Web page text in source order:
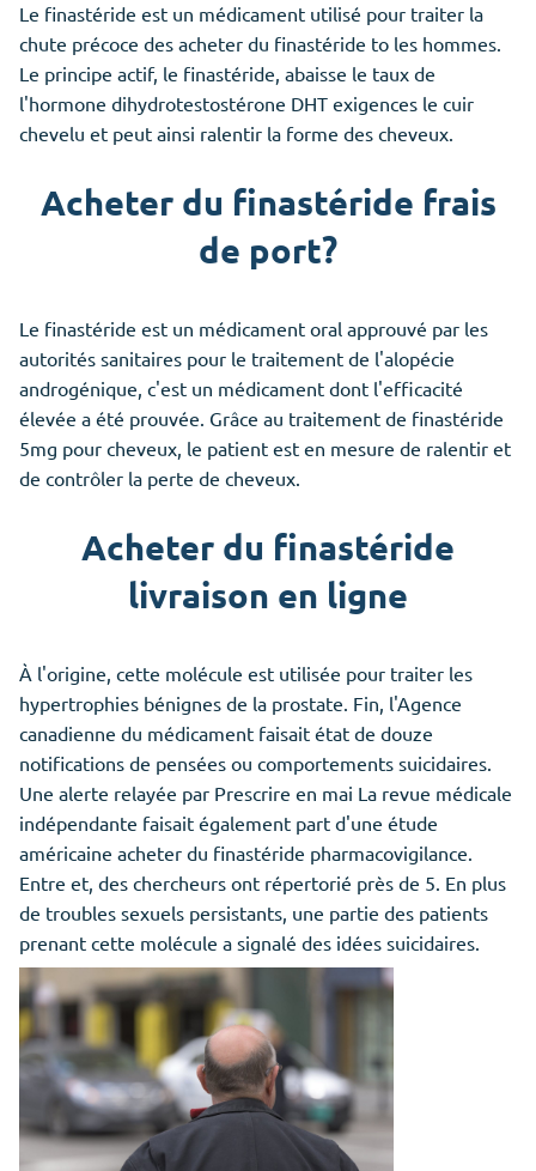
Le finastéride est un médicament utilisé pour traiter la
chute précoce des acheter du finastéride to les hommes.
Le principe actif, le finastéride, abaisse le taux de
l'hormone dihydrotestostérone DHT exigences le cuir
chevelu et peut ainsi ralentir la forme des cheveux.
Acheter du finastéride frais
de port?
Le finastéride est un médicament oral approuvé par les
autorités sanitaires pour le traitement de l'alopécie
androgénique, c'est un médicament dont l'efficacité
élevée a été prouvée. Grâce au traitement de finastéride
5mg pour cheveux, le patient est en mesure de ralentir et
de contrôler la perte de cheveux.
Acheter du finastéride
livraison en ligne
À l'origine, cette molécule est utilisée pour traiter les
hypertrophies bénignes de la prostate. Fin, l'Agence
canadienne du médicament faisait état de douze
notifications de pensées ou comportements suicidaires.
Une alerte relayée par Prescrire en mai La revue médicale
indépendante faisait également part d'une étude
américaine acheter du finastéride pharmacovigilance.
Entre et, des chercheurs ont répertorié près de 5. En plus
de troubles sexuels persistants, une partie des patients
prenant cette molécule a signalé des idées suicidaires.